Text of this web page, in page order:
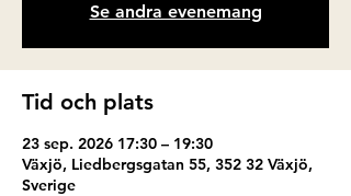
Se andra evenemang
Tid och plats
23 sep. 2026 17:30 – 19:30
Växjö, Liedbergsgatan 55, 352 32 Växjö,
Sverige